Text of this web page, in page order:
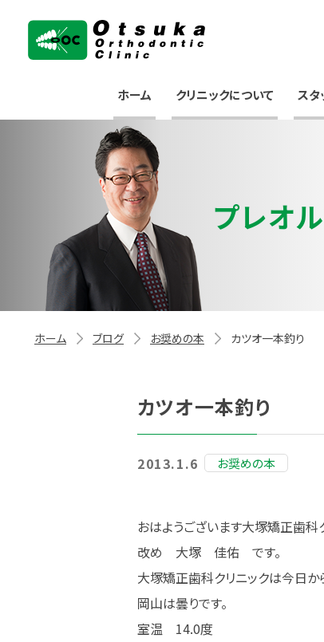
ホーム クリニックについて スタ
プレオ
ホーム ブログ お奨めの本 カツオ一本釣り
カツオ一本釣り
2013.1.6 お奨めの本
おはようございます大塚矯正歯
改め 大塚 佳佑 です。
大塚矯正歯科クリニックは今日
岡山は曇りです。
室温 14.0度